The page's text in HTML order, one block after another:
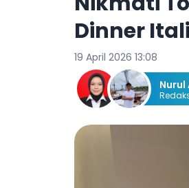
Dinner
19 April 2026 13:08
Nurul